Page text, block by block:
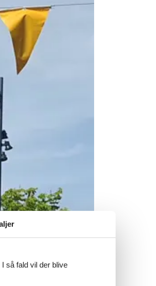
hvilke af årets værtsbyer
så fald vil der blive